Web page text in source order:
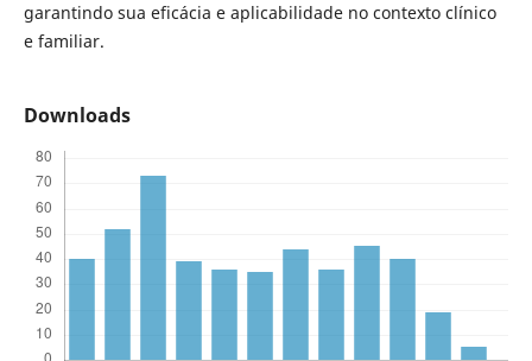
garantindo sua eficácia e aplicabilidade no contexto clínico
e familiar.
Downloads